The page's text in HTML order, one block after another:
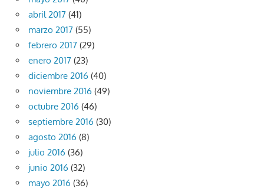
abril 2017 (41)
marzo 2017 (55)
febrero 2017 (29)
enero 2017 (23)
diciembre 2016 (40)
noviembre 2016 (49)
octubre 2016 (46)
septiembre 2016 (30)
agosto 2016 (8)
julio 2016 (36)
junio 2016 (32)
mayo 2016 (36)